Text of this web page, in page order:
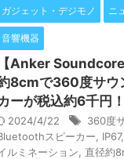
ガジェット・デジモノ ニ
音響機器
【Anker
8cmで360度サウ
ーが税込約6千円！
2024/4/22 360度
スピーカー
IP67,
ルミネーション
直径約